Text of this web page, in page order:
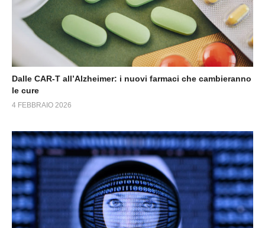
Dalle CAR-T all’Alzheimer: i nuovi farmaci che cambieranno
le cure
4 FEBBRAIO 2026